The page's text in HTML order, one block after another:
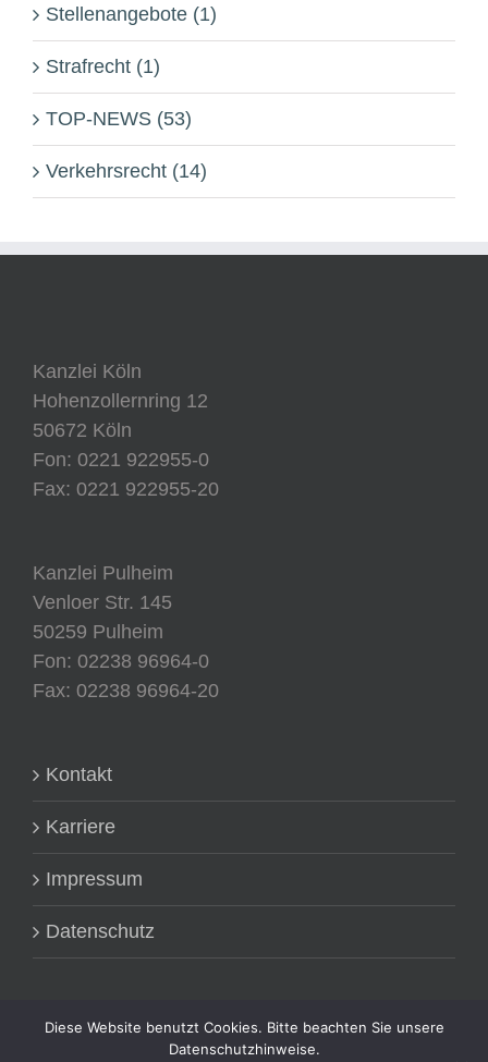
Stellenangebote (1)
Strafrecht (1)
TOP-NEWS (53)
Verkehrsrecht (14)
Kanzlei Köln
Hohenzollernring 12
50672 Köln
Fon: 0221 922955-0
Fax: 0221 922955-20
Kanzlei Pulheim
Venloer Str. 145
50259 Pulheim
Fon: 02238 96964-0
Fax: 02238 96964-20
Kontakt
Karriere
Impressum
Datenschutz
Mit Nutzung dieser Webseite stimme ich zu, dass diese
Diese Website benutzt Cookies. Bitte beachten Sie unsere
Datenschutzhinweise.